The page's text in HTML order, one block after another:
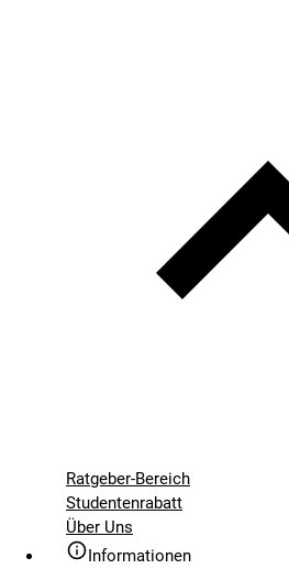
Ratgeber-Bereich
Studentenrabatt
Über Uns
Informationen